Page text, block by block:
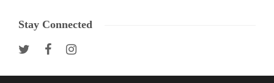
Stay Connected